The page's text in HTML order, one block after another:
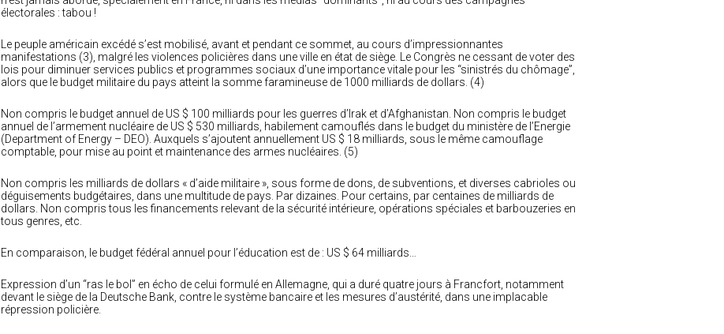
électorales : tabou !
Le peuple américain excédé s’est mobilisé, avant et pendant ce sommet, au cours d’impressionnantes
manifestations (3), malgré les violences policières dans une ville en état de siège. Le Congrès ne cessant de voter des
lois pour diminuer services publics et programmes sociaux d’une importance vitale pour les “sinistrés du chômage”,
alors que le budget militaire du pays atteint la somme faramineuse de 1000 milliards de dollars. (4)
Non compris le budget annuel de US $ 100 milliards pour les guerres d’Irak et d’Afghanistan. Non compris le budget
annuel de l’armement nucléaire de US $ 530 milliards, habilement camouflés dans le budget du ministère de l’Energie
(Department of Energy – DEO). Auxquels s’ajoutent annuellement US $ 18 milliards, sous le même camouflage
comptable, pour mise au point et maintenance des armes nucléaires. (5)
Non compris les milliards de dollars « d’aide militaire », sous forme de dons, de subventions, et diverses cabrioles ou
déguisements budgétaires, dans une multitude de pays. Par dizaines. Pour certains, par centaines de milliards de
dollars. Non compris tous les financements relevant de la sécurité intérieure, opérations spéciales et barbouzeries en
tous genres, etc.
En comparaison, le budget fédéral annuel pour l’éducation est de : US $ 64 milliards…
Expression d’un “ras le bol” en écho de celui formulé en Allemagne, qui a duré quatre jours à Francfort, notamment
devant le siège de la Deutsche Bank, contre le système bancaire et les mesures d’austérité, dans une implacable
répression policière.